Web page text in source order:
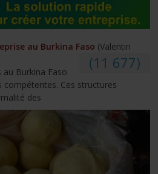
au Burkina Faso (Valentin
(11 677)
Burkina Faso
Ces structures
des